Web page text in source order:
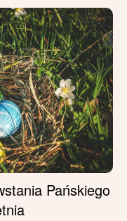
Pańskiego